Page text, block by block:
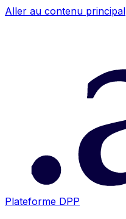
Aller au contenu principal
Plateforme DPP